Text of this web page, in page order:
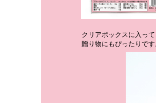
クリアボックスに入っ
贈り物にもぴったりです